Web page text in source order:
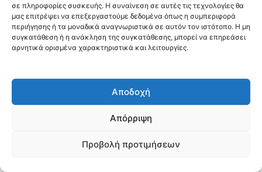
σε πληροφορίες συσκευής. Η συναίνεση σε αυτές τις τεχνολογίες θα
μας επιτρέψει να επεξεργαστούμε δεδομένα όπως η συμπεριφορά
περιήγησης ή τα μοναδικά αναγνωριστικά σε αυτόν τον ιστότοπο. Η μη
συγκατάθεση ή η ανάκληση της συγκατάθεσης, μπορεί να επηρεάσει
αρνητικά ορισμένα χαρακτηριστικά και λειτουργίες.
Αποδοχή
Απόρριψη
Προβολή προτιμήσεων
Κοινοποίηση:
@2026 3ype.gr All rights reserved
Πολιτική Προστασίας Δεδομένων
Page Visits:
Website Visits: